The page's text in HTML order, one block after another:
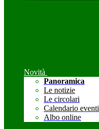
Novità
Panoramica
Le notizie
Le circolari
Calendario eventi
Albo online